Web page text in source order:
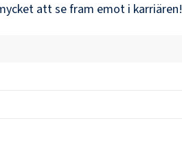
att se fram emot i karriären!